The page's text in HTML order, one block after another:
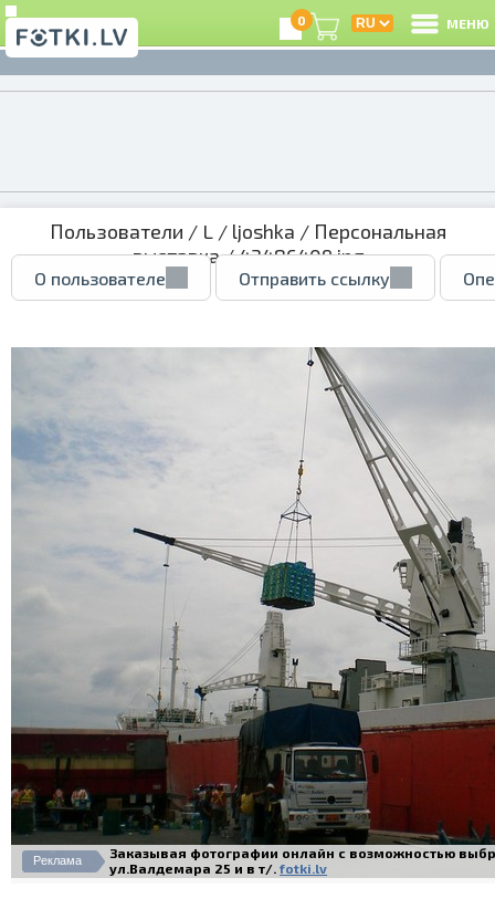
0 МЕНЮ
Пользователи / L/ ljoshka / Персональная
выставка/ 43486409.jpg
О пользователе Отправить ссылку
Реклама
Заказывая фотографии онлайн с возможностью
ул.Валдемара 25 и в т/. fotki.lv